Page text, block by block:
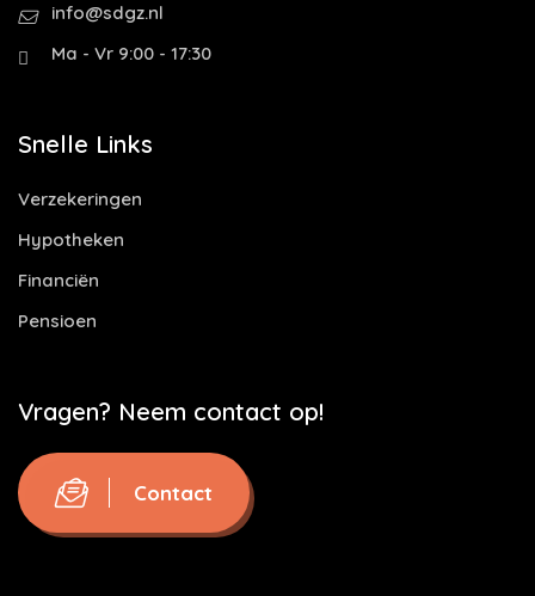
info@sdgz.nl
Ma - Vr 9:00 - 17:30
Snelle Links
Verzekeringen
Hypotheken
Financiën
Pensioen
Vragen? Neem contact op!
Contact